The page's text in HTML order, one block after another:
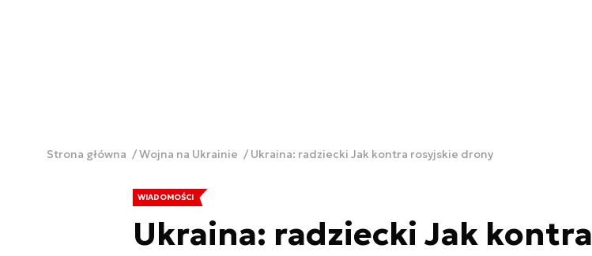
Strona główna Wojna na Ukrainie Ukraina: radziecki Jak kontra rosyjskie drony
WIADOMOŚCI
Ukraina: radziecki Jak kontra